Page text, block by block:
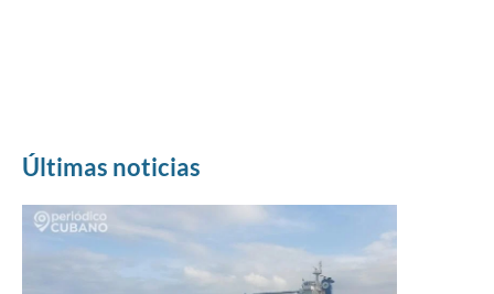
Últimas noticias